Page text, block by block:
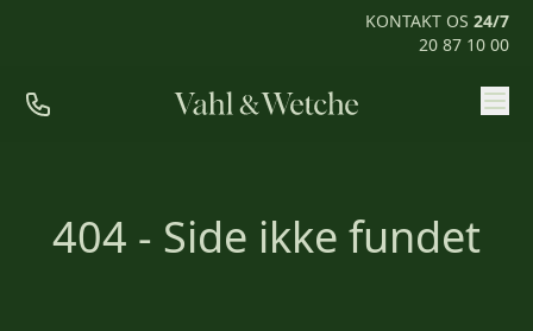
KONTAKT OS 24/7
20 87 10 00
Priser
Mød os
404 - Side ikke fundet